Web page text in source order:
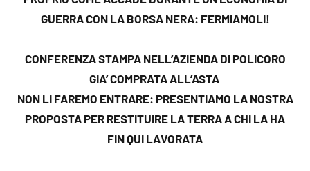
GUERRA CON LA BORSA NERA: FERMIAMOLI!
CONFERENZA STAMPA NELL’AZIENDA DI POLICORO
GIA’ COMPRATA ALL’ASTA
NON LI FAREMO ENTRARE: PRESENTIAMO LA NOSTRA
PROPOSTA PER RESTITUIRE LA TERRA A CHI LA HA
FIN QUI LAVORATA